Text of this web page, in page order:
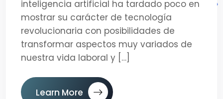
inteligencia artificial ha tardado poco en
mostrar su carácter de tecnología
revolucionaria con posibilidades de
transformar aspectos muy variados de
nuestra vida laboral y […]
Learn More